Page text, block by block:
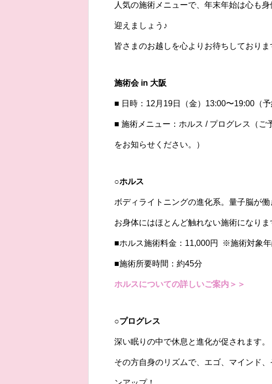
人気の施術メニューで、年末年始は心も
迎えましょう♪
皆さまのお越しを心よりお待ちしておりま
施術会 in 大阪
■ 日時：12月19日（金）13:00〜19:00（予
■ 施術メニュー：ホルス / プログレス（ご
をお知らせください。）
○ホルス
ボディライトニングの進化系。量子脳が働
お身体にはほとんど触れない施術になりま
■ホルス施術料金：11,000円 ※施術対象年
■施術所要時間：約45分
ホルスについての詳しいご案内＞＞
○プログレス
深い眠りの中で休息と進化が促されます。
その方自身のリズムで、エゴ、マインド